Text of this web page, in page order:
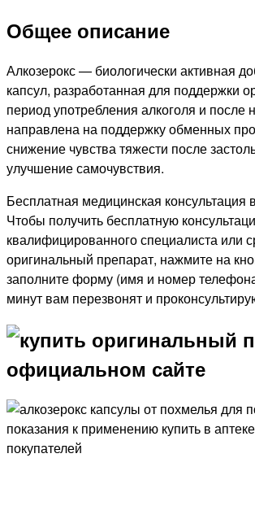
Общее описание
Алкозерокс — биологически активная
капсул, разработанная для поддержки
период употребления алкоголя и после
направлена на поддержку обменных
снижение чувства тяжести после
улучшение самочувствия.
Бесплатная медицинская консультация
Чтобы получить бесплатную
квалифицированного специалиста или
оригинальный препарат, нажмите на
заполните форму (имя и номер
минут вам перезвонят и